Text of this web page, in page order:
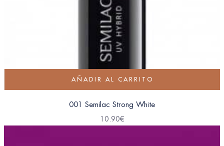
AÑADIR AL CARRITO
001 Semilac Strong White
10.90€